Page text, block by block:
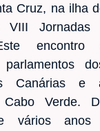
Cruz, na ilha
VIII Jornadas
encontro
Canárias e
Verde.
vários anos